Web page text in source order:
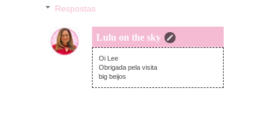
Respostas
Lulu on the sky
domingo, abril 03, 2016
Oi Lee
Obrigada pela visita
big beijos